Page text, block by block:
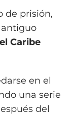
de prisión,
antiguo
Caribe
en el
una serie
del